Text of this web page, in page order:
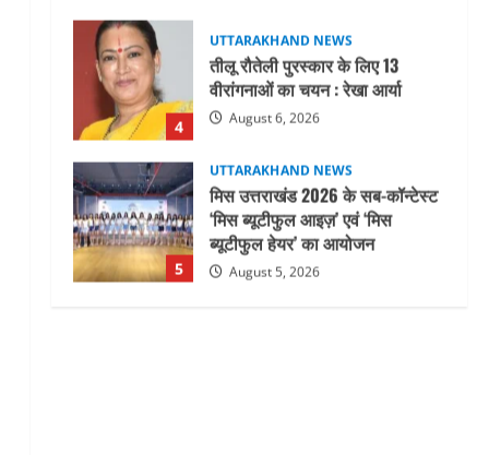
5
UTTARAKHAND NEWS
मिस उत्तराखंड 2026 के सब-कॉन्टेस्ट
‘मिस ब्यूटीफुल आइज़’ एवं ‘मिस
ब्यूटीफुल हेयर’ का आयोजन
August 5, 2026
1
UTTARAKHAND NEWS
धामी कैबिनेट ने लिए कई महत्वपूर्ण
निर्णय, अब सामान्य वर्ग के पशुपालकों
को भी गाय एवं भैंस खरीद पर मिलेगा
अनुदान, मजदूरी संहिता